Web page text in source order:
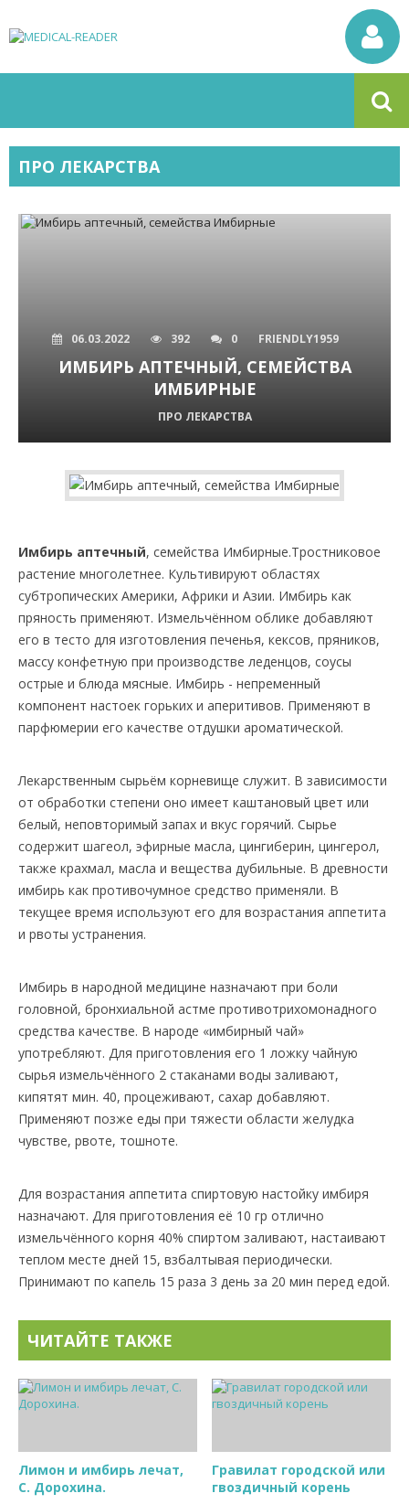
ПРО ЛЕКАРСТВА
06.03.2022 392 0 FRIENDLY1959
ИМБИРЬ АПТЕЧНЫЙ, СЕМЕЙСТВА
ИМБИРНЫЕ
ПРО ЛЕКАРСТВА
Имбирь аптечный, семейства Имбирные.Тростниковое
растение многолетнее. Культивируют областях
субтропических Америки, Африки и Азии. Имбирь как
пряность применяют. Измельчённом облике добавляют
его в тесто для изготовления печенья, кексов, пряников,
массу конфетную при производстве леденцов, соусы
острые и блюда мясные. Имбирь - непременный
компонент настоек горьких и аперитивов. Применяют в
парфюмерии его качестве отдушки ароматической.
Лекарственным сырьём корневище служит. В зависимости
от обработки степени оно имеет каштановый цвет или
белый, неповторимый запах и вкус горячий. Сырье
содержит шагеол, эфирные масла, цингиберин, цингерол,
также крахмал, масла и вещества дубильные. В древности
имбирь как противочумное средство применяли. В
текущее время используют его для возрастания аппетита
и рвоты устранения.
Имбирь в народной медицине назначают при боли
головной, бронхиальной астме противотрихомонадного
средства качестве. В народе «имбирный чай»
употребляют. Для приготовления его 1 ложку чайную
сырья измельчённого 2 стаканами воды заливают,
кипятят мин. 40, процеживают, сахар добавляют.
Применяют позже еды при тяжести области желудка
чувстве, рвоте, тошноте.
Для возрастания аппетита спиртовую настойку имбиря
назначают. Для приготовления её 10 гр отлично
измельчённого корня 40% спиртом заливают, настаивают
теплом месте дней 15, взбалтывая периодически.
Принимают по капель 15 раза 3 день за 20 мин перед едой.
ЧИТАЙТЕ ТАКЖЕ
Лимон и имбирь лечат,
С. Дорохина.
Гравилат городской или
гвоздичный корень